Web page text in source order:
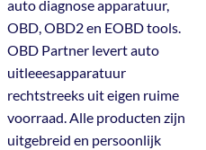
auto diagnose apparatuur,
OBD, OBD2 en EOBD tools.
OBD Partner levert auto
uitleeesapparatuur
rechtstreeks uit eigen ruime
voorraad. Alle producten zijn
uitgebreid en persoonlijk